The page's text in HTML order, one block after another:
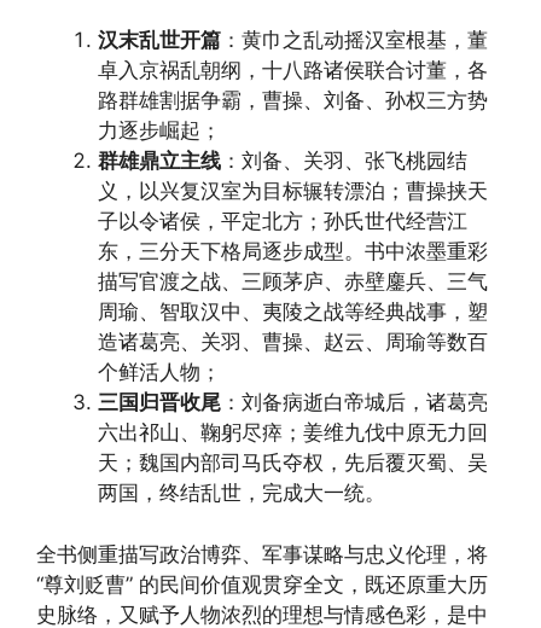
汉末乱世开篇 ：黄巾之乱动摇汉室根基，董
卓入京祸乱朝纲，十八路诸侯联合讨董，各
路群雄割据争霸，曹操、刘备、孙权三方势
力逐步崛起；
群雄鼎立主线 ：刘备、关羽、张飞桃园结
义，以兴复汉室为目标辗转漂泊；曹操挟天
子以令诸侯，平定北方；孙氏世代经营江
东，三分天下格局逐步成型。书中浓墨重彩
描写官渡之战、三顾茅庐、赤壁鏖兵、三气
周瑜、智取汉中、夷陵之战等经典战事，塑
造诸葛亮、关羽、曹操、赵云、周瑜等数百
个鲜活人物；
三国归晋收尾 ：刘备病逝白帝城后，诸葛亮
六出祁山、鞠躬尽瘁；姜维九伐中原无力回
天；魏国内部司马氏夺权，先后覆灭蜀、吴
两国，终结乱世，完成大一统。
全书侧重描写政治博弈、军事谋略与忠义伦理，将
“尊刘贬曹” 的民间价值观贯穿全文，既还原重大历
史脉络，又赋予人物浓烈的理想与情感色彩，是中